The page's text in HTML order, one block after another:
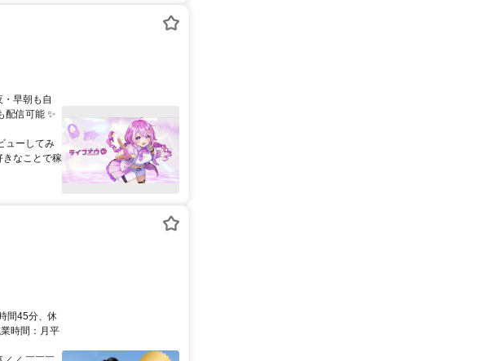
早朝も自
配信可能 ✨
ューしてみ
きなことで稼
間45分、休
時間：月平